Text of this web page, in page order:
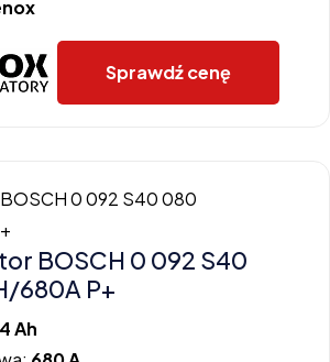
Sprawdź cenę
BOSCH 0 092 S40
680A P+
Ah